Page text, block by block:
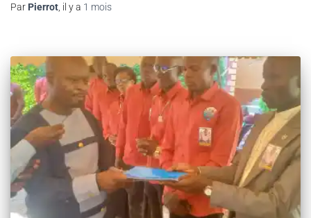
Par Pierrot , il y a 1 mois